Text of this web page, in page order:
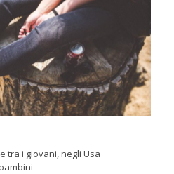
tra i giovani, negli Usa